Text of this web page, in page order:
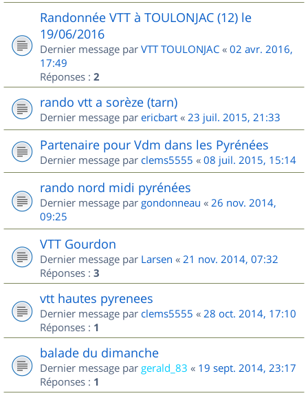
Randonnée VTT à TOULONJAC (12) le
19/06/2016
Dernier message par VTT TOULONJAC « 02 avr. 2016,
17:49
Réponses : 2
rando vtt a sorèze (tarn)
Dernier message par ericbart « 23 juil. 2015, 21:33
Partenaire pour Vdm dans les Pyrénées
Dernier message par clems5555 « 08 juil. 2015, 15:14
rando nord midi pyrénées
Dernier message par gondonneau « 26 nov. 2014,
09:25
VTT Gourdon
Dernier message par Larsen « 21 nov. 2014, 07:32
Réponses : 3
vtt hautes pyrenees
Dernier message par clems5555 « 28 oct. 2014, 17:10
Réponses : 1
balade du dimanche
Dernier message par gerald_83 « 19 sept. 2014, 23:17
Réponses : 1